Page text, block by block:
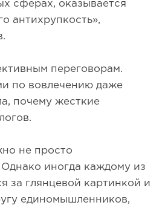
сферах, оказывается
антихрупкость»,
переговорам.
по вовлечению даже
почему жесткие
не просто
Однако иногда каждому из
за глянцевой картинкой и
единомышленников,